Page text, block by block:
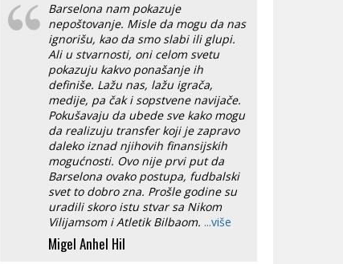
Barselona nam pokazuje
nepoštovanje. Misle da mogu da nas
ignorišu, kao da smo slabi ili glupi.
Ali u stvarnosti, oni celom svetu
pokazuju kakvo ponašanje ih
definiše. Lažu nas, lažu igrača,
medije, pa čak i sopstvene navijače.
Pokušavaju da ubede sve kako mogu
da realizuju transfer koji je zapravo
daleko iznad njihovih finansijskih
mogućnosti. Ovo nije prvi put da
Barselona ovako postupa, fudbalski
svet to dobro zna. Prošle godine su
uradili skoro istu stvar sa Nikom
Vilijamsom i Atletik Bilbaom. ...više
Migel Anhel Hil